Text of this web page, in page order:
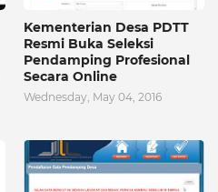
Kementerian Desa PDTT
Resmi Buka Seleksi
Pendamping Profesional
Secara Online
Wednesday, May 04, 2016